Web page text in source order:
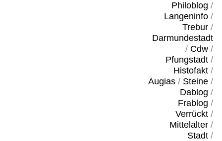
Philoblog /
Langeninfo/
Trebur/
Darmundestadt
/ Cdw/
Pfungstadt/
Histofakt/
Augias/ Steine/
Dablog /
Frablog /
Verrückt/
Mittelalter/
Stadt/